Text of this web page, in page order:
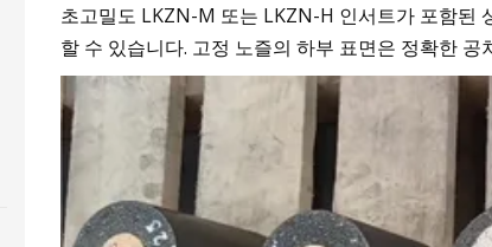
초고밀도 LKZN-M 또는 LKZN-H 인서트가 포함된
할 수 있습니다. 고정 노즐의 하부 표면은 정확한